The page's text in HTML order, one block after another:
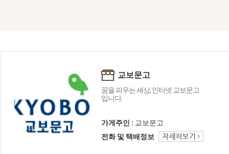
교보문고
꿈을 피우는 세상, 인터넷 교보문고
입니다.
가게주인 : 교보문고
전화 및 택배정보